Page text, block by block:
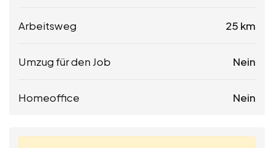
Arbeitsweg 25 km
Umzug für den Job Nein
Homeoffice Nein